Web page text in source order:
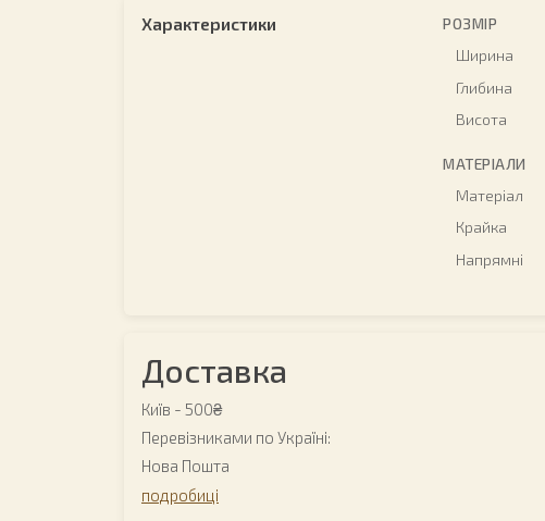
Характеристики
РОЗМІР
Ширина
Глибина
Висота
МАТЕРІАЛИ
Матеріал
Крайка
Напрямні
Доставка
Київ - 500₴
Перевізниками по Україні:
Нова Пошта
подробиці